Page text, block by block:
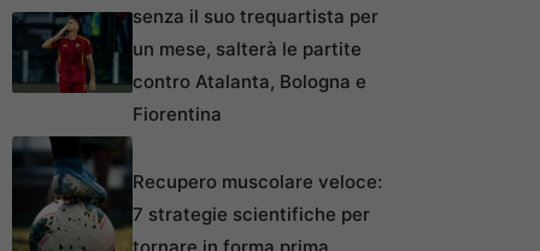
senza il suo trequartista per
un mese, salterà le partite
contro Atalanta, Bologna e
Fiorentina
Recupero muscolare veloce:
7 strategie scientifiche per